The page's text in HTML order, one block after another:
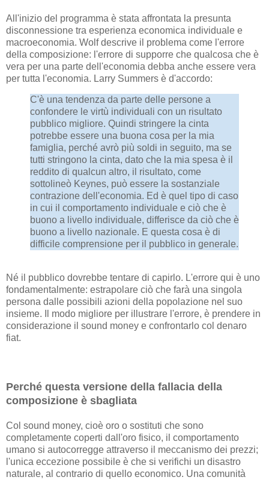
All'inizio del programma è stata affrontata la presunta
disconnessione tra esperienza economica individuale e
macroeconomia. Wolf descrive il problema come l'errore
della composizione: l'errore di supporre che qualcosa che è
vera per una parte dell'economia debba anche essere vera
per tutta l'economia. Larry Summers è d'accordo:
C'è una tendenza da parte delle persone a
confondere le virtù individuali con un risultato
pubblico migliore. Quindi stringere la cinta
potrebbe essere una buona cosa per la mia
famiglia, perché avrò più soldi in seguito, ma se
tutti stringono la cinta, dato che la mia spesa è il
reddito di qualcun altro, il risultato, come
sottolineò Keynes, può essere la sostanziale
contrazione dell'economia. Ed è quel tipo di caso
in cui il comportamento individuale e ciò che è
buono a livello individuale, differisce da ciò che è
buono a livello nazionale. E questa cosa è di
difficile comprensione per il pubblico in generale.
Né il pubblico dovrebbe tentare di capirlo. L'errore qui è uno
fondamentalmente: estrapolare ciò che farà una singola
persona dalle possibili azioni della popolazione nel suo
insieme. Il modo migliore per illustrare l'errore, è prendere in
considerazione il sound money e confrontarlo col denaro
fiat.
Perché questa versione della fallacia della
composizione è sbagliata
Col sound money, cioè oro o sostituti che sono
completamente coperti dall'oro fisico, il comportamento
umano si autocorregge attraverso il meccanismo dei prezzi;
l'unica eccezione possibile è che si verifichi un disastro
naturale, al contrario di quello economico. Una comunità